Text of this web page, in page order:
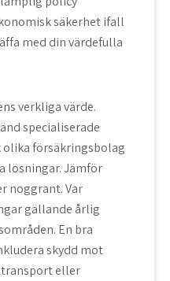
säkerhet ifall
med din värdefulla
verkliga värde.
specialiserade
olika försäkringsbolag
lösningar. Jämför
noggrant. Var
gällande årlig
En bra
skydd mot
transport eller